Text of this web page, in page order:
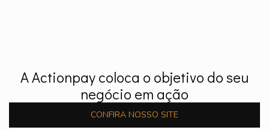
A Actionpay coloca o objetivo do seu
negócio em ação
CONFIRA NOSSO SITE